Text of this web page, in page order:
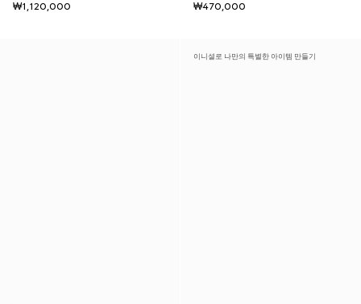
₩1,120,000
₩470,000
이니셜로 나만의 특별한 아이템 만들기